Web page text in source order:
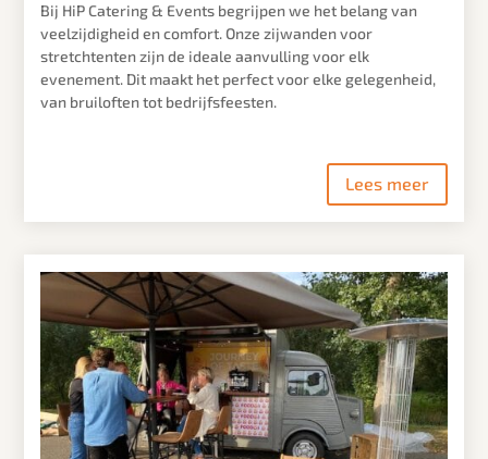
Bij HiP Catering & Events begrijpen we het belang van
veelzijdigheid en comfort. Onze zijwanden voor
stretchtenten zijn de ideale aanvulling voor elk
evenement. Dit maakt het perfect voor elke gelegenheid,
van bruiloften tot bedrijfsfeesten.
Lees meer